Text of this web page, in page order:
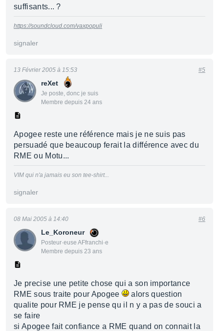
suffisants... ?
https://soundcloud.com/vaxpopuli
signaler
reXet
Je poste, donc je suis
Membre depuis 24 ans
13 Février 2005 à 15:53 #5
Apogee reste une référence mais je ne suis pas
persuadé que beaucoup ferait la différence avec du
RME ou Motu...
VIM qui n'a jamais eu son tee-shirt...
signaler
Le_Koroneur
Posteur·euse AFfranchi·e
Membre depuis 23 ans
08 Mai 2005 à 14:40 #6
Je precise une petite chose qui a son importance
RME sous traite pour Apogee
alors question
qualite pour RME je pense qu il n y a pas de souci a
se faire
si Apogee fait confiance a RME quand on connait la